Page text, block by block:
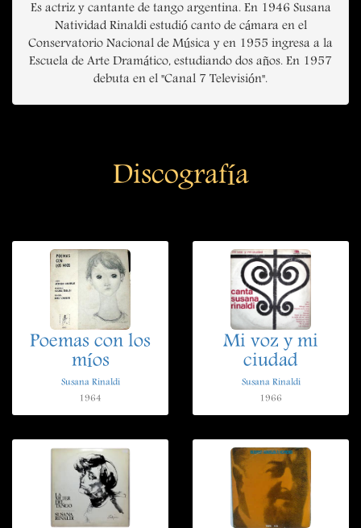
Es actriz y cantante de tango argentina. En 1946 Susana
Natividad Rinaldi estudió canto de cámara en el
Conservatorio Nacional de Música y en 1955 ingresa a la
Escuela de Arte Dramático, estudiando dos años. En 1957
debuta en el "Canal 7 Televisión".
Discografía
Poemas con los
míos
Susana Rinaldi
1964
Mi voz y mi
ciudad
Susana Rinaldi
1966